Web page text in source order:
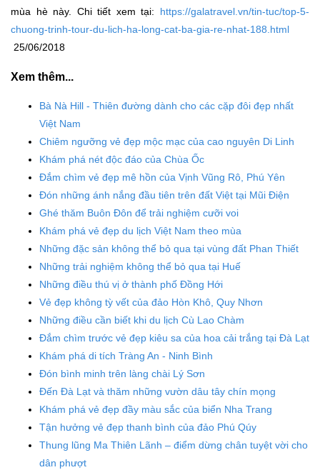
mùa hè này. Chi tiết xem tại: https://galatravel.vn/tin-tuc/top-5-
chuong-trinh-tour-du-lich-ha-long-cat-ba-gia-re-nhat-188.html
25/06/2018
Xem thêm...
Bà Nà Hill - Thiên đường dành cho các cặp đôi đẹp nhất
Việt Nam
Chiêm ngưỡng vẻ đẹp mộc mạc của cao nguyên Di Linh
Khám phá nét độc đáo của Chùa Ốc
Đắm chìm vẻ đẹp mê hồn của Vịnh Vũng Rô, Phú Yên
Đón những ánh nắng đầu tiên trên đất Việt tại Mũi Điện
Ghé thăm Buôn Đôn để trải nghiệm cưỡi voi
Khám phá vẻ đẹp du lịch Việt Nam theo mùa
Những đặc sản không thể bỏ qua tại vùng đất Phan Thiết
Những trải nghiệm không thể bỏ qua tại Huế
Những điều thú vị ở thành phố Đồng Hới
Vẻ đẹp không tỳ vết của đảo Hòn Khô, Quy Nhơn
Những điều cần biết khi du lịch Cù Lao Chàm
Đắm chìm trước vẻ đẹp kiêu sa của hoa cải trắng tại Đà Lạt
Khám phá di tích Tràng An - Ninh Bình
Đón bình minh trên làng chài Lý Sơn
Đến Đà Lạt và thăm những vườn dâu tây chín mọng
Khám phá vẻ đẹp đầy màu sắc của biển Nha Trang
Tận hưởng vẻ đẹp thanh bình của đảo Phú Qúy
Thung lũng Ma Thiên Lãnh – điểm dừng chân tuyệt vời cho
dân phượt